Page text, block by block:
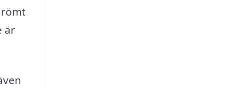
är